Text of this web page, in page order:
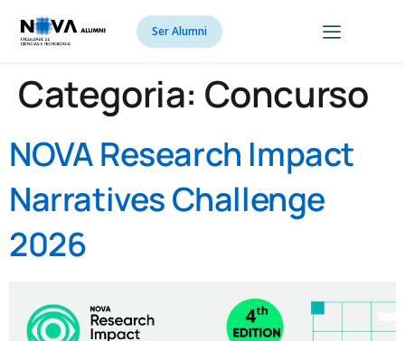
Ser Alumni
Categoria: Concurso
NOVA Research Impact
Narratives Challenge
2026